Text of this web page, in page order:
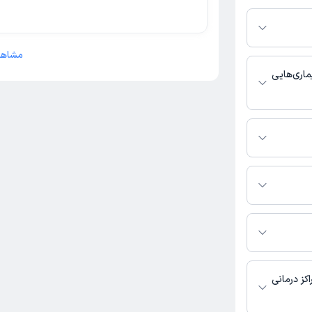
در پلتفرم دکترتو
صورت فعال بودن
پزشکی و
عمومی فعالیت
تماس بگیرید.
در دسترس نیست.
ثبت نشده است.
درمانی